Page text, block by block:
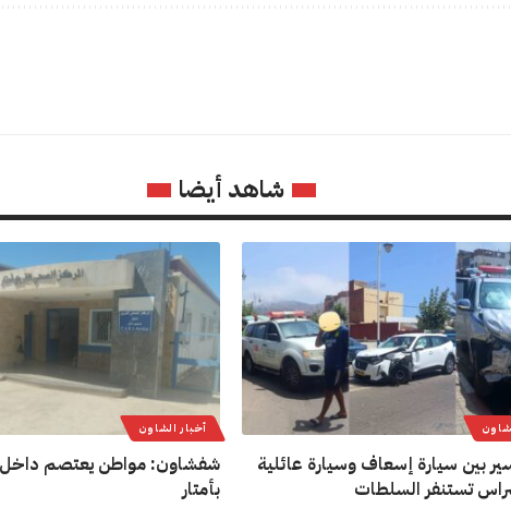
شاهد أيضا
بين سيارة إسعاف وسيارة عائلية
تستنفر السلطات
أخبار الشاون
شفشاون: مواطن يعتصم
بأمتار